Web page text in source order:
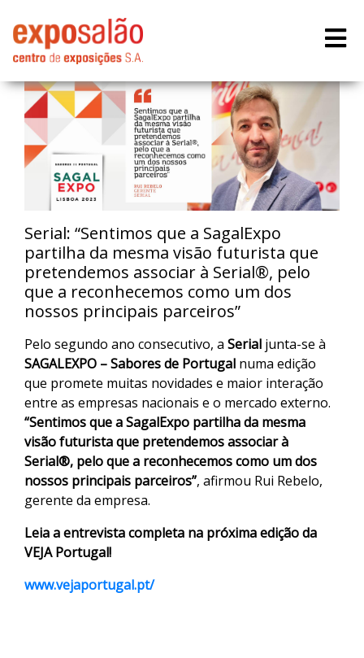
Serial: “Sentimos que a SagalExpo
partilha da mesma visão futurista que
pretendemos associar à Serial®, pelo
que a reconhecemos como um dos
nossos principais parceiros”
Pelo segundo ano consecutivo, a Serial junta-se à
SAGALEXPO – Sabores de Portugal numa edição
que promete muitas novidades e maior interação
entre as empresas nacionais e o mercado externo.
“Sentimos que a SagalExpo partilha da mesma
visão futurista que pretendemos associar à
Serial®, pelo que a reconhecemos como um dos
nossos principais parceiros”, afirmou Rui Rebelo,
gerente da empresa.
Leia a entrevista completa na próxima edição da
VEJA Portugal!
www.vejaportugal.pt/